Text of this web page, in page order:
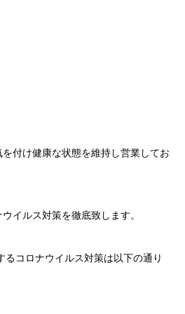
付け健康な状態を維持し営業してお
イルス対策を徹底致します。
るコロナウイルス対策は以下の通り